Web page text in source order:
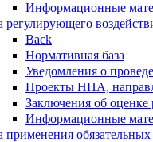
Информационные
регулирующего
Back
Нормативная база
Уведомления о
Проекты НПА,
Заключения об
Информационные
применения